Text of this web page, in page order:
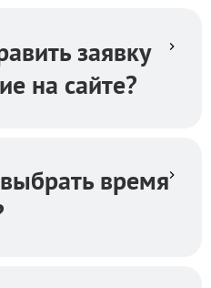
заявку
на сайте?
время